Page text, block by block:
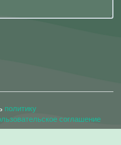
политику
соглашение